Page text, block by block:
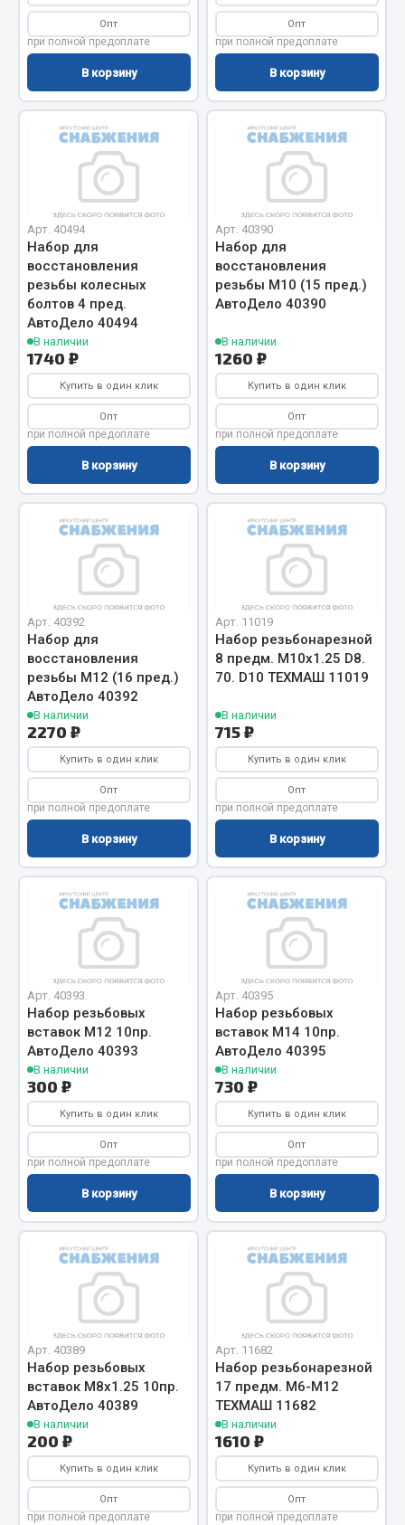
Инструмент
Автомобильный инструмент
Измерительный инструмент
Крепежный инструмент
Режущий инструмент
Силовое оборудование
Слесарный инструмент
Столярный инструмент
Показать ещё
Весь раздел
Цепи подъёмные
Весь раздел
РТИ
Кольца уплотнительные
Лента конвейерная
Паронит
Патрубки
Прокладки
Рукава высокого давления
Показать ещё
Весь раздел
Автомобильная электрика
Автолампы
Блоки реле и предохранителей
Вилки нагрузочные
Выключатели и переключатели клавишные
Выключатели кнопочные
Выключатель массы
Изолента
Показать ещё
Весь раздел
Запчасти на полуприцепы
Амортизаторы для полуприцепов
Запчасти КамАЗ
Двигатель
Система питания
Система выпуска газа
Система охлаждения
Сцепление
Коробка передач
Коробка передач ZF
Показать ещё
Опт
при полной предоплате
В корзину
Опт
при полной предоплате
В корзину
Арт. 40494
Набор для
восстановления
резьбы колесных
болтов 4 пред.
АвтоДело 40494
В наличии
1740 ₽
Купить в один клик
Опт
при полной предоплате
В корзину
Арт. 40390
Набор для
восстановления
резьбы М10 (15 пред.)
АвтоДело 40390
В наличии
1260 ₽
Купить в один клик
Опт
при полной предоплате
В корзину
Арт. 40392
Набор для
восстановления
резьбы М12 (16 пред.)
АвтоДело 40392
В наличии
2270 ₽
Купить в один клик
Опт
при полной предоплате
В корзину
Арт. 11019
Набор резьбонарезной
8 предм. М10х1.25 D8.
70. D10 ТЕХМАШ 11019
В наличии
715 ₽
Купить в один клик
Опт
при полной предоплате
В корзину
Арт. 40393
Набор резьбовых
вставок М12 10пр.
АвтоДело 40393
В наличии
300 ₽
Купить в один клик
Опт
при полной предоплате
В корзину
Арт. 40395
Набор резьбовых
вставок М14 10пр.
АвтоДело 40395
В наличии
730 ₽
Купить в один клик
Опт
при полной предоплате
В корзину
Арт. 40389
Набор резьбовых
вставок М8х1.25 10пр.
АвтоДело 40389
В наличии
200 ₽
Купить в один клик
Опт
при полной предоплате
Арт. 11682
Набор резьбонарезной
17 предм. М6-М12
ТЕХМАШ 11682
В наличии
1610 ₽
Купить в один клик
Опт
при полной предоплате